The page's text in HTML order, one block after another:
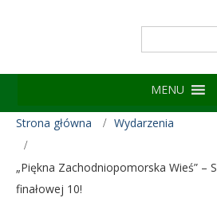
MENU
Strona główna Wydarzenia
„Piękna Zachodniopomorska Wieś” –
finałowej 10!